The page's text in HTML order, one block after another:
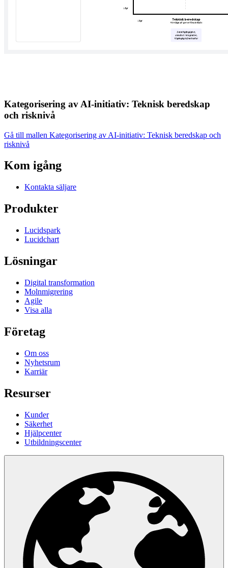
Kategorisering av AI-initiativ: Teknisk beredskap
och risknivå
Gå till mallen Kategorisering av AI-initiativ: Teknisk beredskap och
risknivå
Kom igång
Kontakta säljare
Produkter
Lucidspark
Lucidchart
Lösningar
Digital transformation
Molnmigrering
Agile
Visa alla
Företag
Om oss
Nyhetsrum
Karriär
Resurser
Kunder
Säkerhet
Hjälpcenter
Utbildningscenter